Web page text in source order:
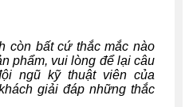
còn bất cứ thắc mắc nào
phẩm, vui lòng để lại câu
ngũ kỹ thuật viên của
giải đáp những thắc